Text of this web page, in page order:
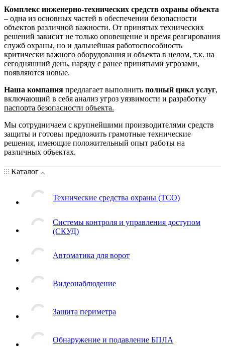
Комплекс инженерно-технических средств охраны объекта
– одна из основных частей в обеспечении безопасности
объектов различной важности. От принятых технических
решений зависит не только оповещение и время реагирования
служб охраны, но и дальнейшая работоспособность
критически важного оборудования и объекта в целом, т.к. на
сегодняшний день, наряду с ранее принятыми угрозами,
появляются новые.
Наша компания предлагает выполнить полный цикл услуг,
включающий в себя анализ угроз уязвимости и разработку
паспорта безопасности объекта.
Мы сотрудничаем с крупнейшими производителями средств
защиты и готовы предложить грамотные технические
решения, имеющие положительный опыт работы на
различных объектах.
Каталог
Технические средства охраны (ТСО)
Системы контроля и управления доступом
(СКУД)
Автоматика для ворот
Видеонаблюдение
Защита периметра
Обнаружение и подавление БПЛА